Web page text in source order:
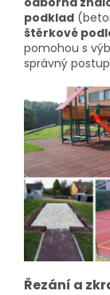
podklad
štěrkové
pomohou s
správný
Řezání a